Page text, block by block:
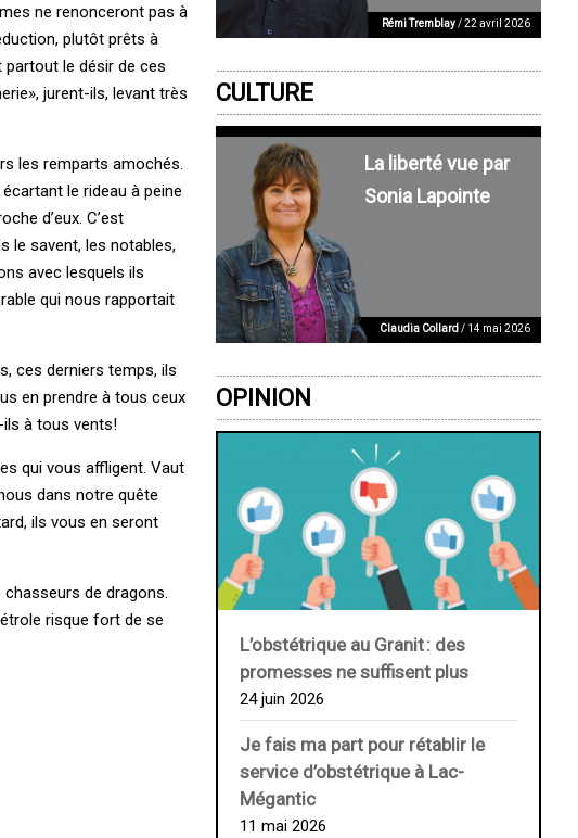
ne renonceront pas à
plutôt prêts à
le désir de ces
jurent-ils, levant très
les remparts amochés.
le rideau à peine
d’eux. C’est
le savent, les notables,
avec lesquels ils
qui nous rapportait
ces derniers temps, ils
en prendre à tous ceux
à tous vents!
qui vous affligent. Vaut
dans notre quête
ils vous en seront
de dragons.
risque fort de se
Rémi Tremblay/ 22 avril 2026
CULTURE
La liberté vue par
Sonia Lapointe
Claudia Collard/ 14 mai 2026
OPINION
L’obstétrique au ­Granit : des
promesses ne suffisent plus
24 juin 2026
Je fais ma part pour rétablir le
service d’obstétrique à Lac-
Mégantic
11 mai 2026